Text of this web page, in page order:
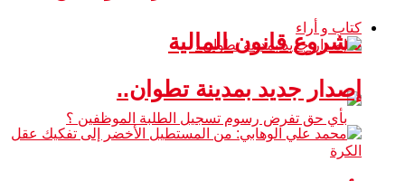
مشروع قانون المالية
كتاب و أراء
إصدار جديد بمدينة تطوان..